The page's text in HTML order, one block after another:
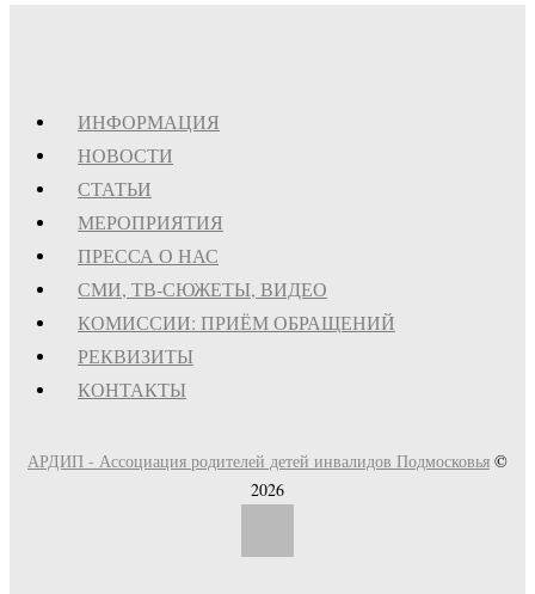
ИНФОРМАЦИЯ
НОВОСТИ
СТАТЬИ
МЕРОПРИЯТИЯ
ПРЕССА О НАС
СМИ, ТВ-СЮЖЕТЫ, ВИДЕО
КОМИССИИ: ПРИЁМ ОБРАЩЕНИЙ
РЕКВИЗИТЫ
КОНТАКТЫ
АРДИП - Ассоциация родителей детей инвалидов Подмосковья ©
2026